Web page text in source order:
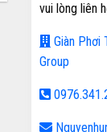
vui lòng liên
Giàn Phơi
Group